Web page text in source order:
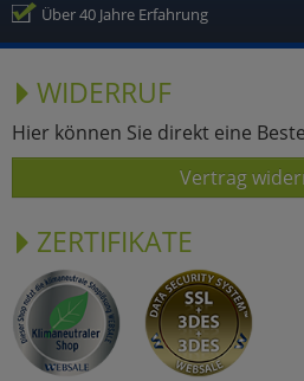
Über 40 Jahre Erfahrung
WIDERRUF
Hier können Sie direkt eine
Vertrag
ZERTIFIKATE